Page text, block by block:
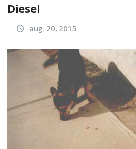
Diesel
aug. 20, 2015